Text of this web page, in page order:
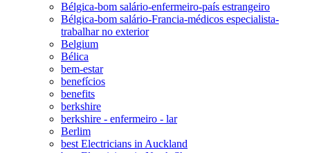
Bélgica-bom salário-enfermeiro-país estrangeiro
Bélgica-bom salário-Francia-médicos especialista-
trabalhar no exterior
Belgium
Bélica
bem-estar
benefícios
benefits
berkshire
berkshire - enfermeiro - lar
Berlim
best Electricians in Auckland